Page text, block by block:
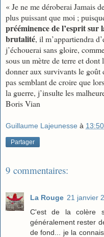
« Je ne me déroberai Jamais
plus puissant que moi ;
prééminence de l’esprit sur
brutalité, il m’appartiendra
j’échouerai sans gloire,
sous un mètre de terre et dont
donner aux survivants le goût
pas semblant de croire que
la guerre, j’insulte les
Boris Vian
Guillaume Lajeunesse à
Partager
9 commentaires:
La Rouge 21 janvier
C'est de la colère
généralement rester
de fond... je la